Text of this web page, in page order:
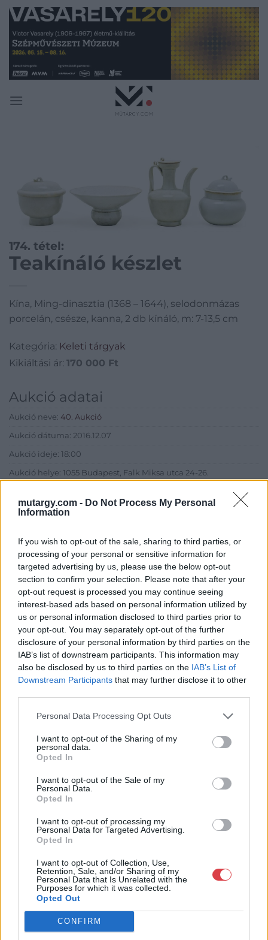
mutargy.com - Do Not Process My Personal
Information
If you wish to opt-out of the sale, sharing to third parties, or
processing of your personal or sensitive information for
targeted advertising by us, please use the below opt-out
section to confirm your selection. Please note that after your
opt-out request is processed you may continue seeing
interest-based ads based on personal information utilized by
us or personal information disclosed to third parties prior to
your opt-out. You may separately opt-out of the further
disclosure of your personal information by third parties on the
IAB’s list of downstream participants. This information may
also be disclosed by us to third parties on the IAB’s List of
Downstream Participants that may further disclose it to other
Personal Data Processing Opt Outs
I want to opt-out of the Sharing of my
personal data.
Opted In
I want to opt-out of the Sale of my
Personal Data.
Opted In
I want to opt-out of processing my
Personal Data for Targeted Advertising.
Opted In
I want to opt-out of Collection, Use,
Retention, Sale, and/or Sharing of my
Personal Data that Is Unrelated with the
Purposes for which it was collected.
Opted Out
CONFIRM
Skip
content
174. tétel:
Teakínáló készlet
Kína, Ming-dinasztia (1368 – 1644), selodonmázas
porcelán, csésze, kanna, 2 db kínáló, m: 7-13,5 cm
Kategória: Keleti tárgyak
Kikiáltási ár: 170 000 Ft
Aukció adatai
Aukció neve: 40. Aukció
Aukció dátuma: 2016.12.07
Aukció ideje: 18:00
Aukció helye: 1055 Budapest, Falk Miksa utca 24-26.
Eladó: Biksady Galéria
Cím: Törő Tamás
Biksady Galéria Kft.
1055, Budapest, Falk Miksa u.
24-26.
Telefon: 061/784-1111 061/780-
9307
Weboldal:
http://www.biksady.com
KAPCSOLÓDÓ MŰTÁRGYAK